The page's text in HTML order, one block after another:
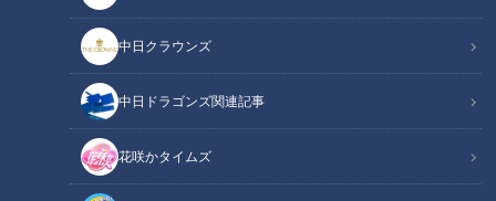
中日クラウンズ
中日ドラゴンズ関連記事
花咲かタイムズ